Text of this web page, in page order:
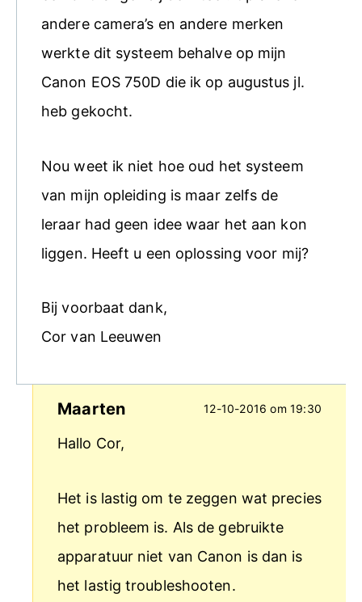
andere camera’s en andere merken
werkte dit systeem behalve op mijn
Canon EOS 750D die ik op augustus jl.
heb gekocht.
Nou weet ik niet hoe oud het systeem
van mijn opleiding is maar zelfs de
leraar had geen idee waar het aan kon
liggen. Heeft u een oplossing voor mij?
Bij voorbaat dank,
Cor van Leeuwen
Maarten 12-10-2016 om 19:30
Hallo Cor,
Het is lastig om te zeggen wat precies
het probleem is. Als de gebruikte
apparatuur niet van Canon is dan is
het lastig troubleshooten.